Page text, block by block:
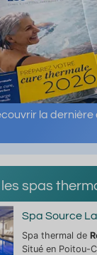
la
spas
Spa Source
Spa thermal de
Situé en Poitou-